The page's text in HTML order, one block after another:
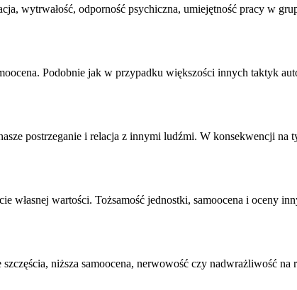
wytrwałość, odporność psychiczna, umiejętność pracy w
. Podobnie jak w przypadku większości innych taktyk
postrzeganie i relacja z innymi ludźmi. W konsekwencji na
własnej wartości. Tożsamość jednostki, samoocena i oceny
niższa samoocena, nerwowość czy nadwrażliwość na